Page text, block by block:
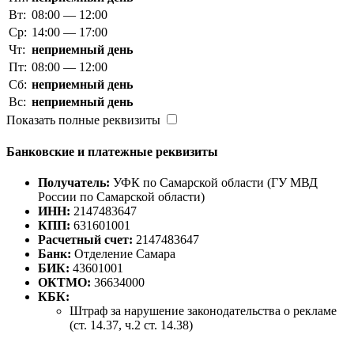
Вт: 08:00 — 12:00
Ср: 14:00 — 17:00
Чт: неприемный день
Пт: 08:00 — 12:00
Сб: неприемный день
Вс: неприемный день
Показать полные реквизиты
Банковские и платежные реквизиты
Получатель: УФК по Самарской области (ГУ МВД
России по Самарской области)
ИНН: 2147483647
КПП: 631601001
Расчетный счет: 2147483647
Банк: Отделение Самара
БИК: 43601001
ОКТМО: 36634000
КБК:
Штраф за нарушение законодательства о рекламе
(ст. 14.37, ч.2 ст. 14.38)